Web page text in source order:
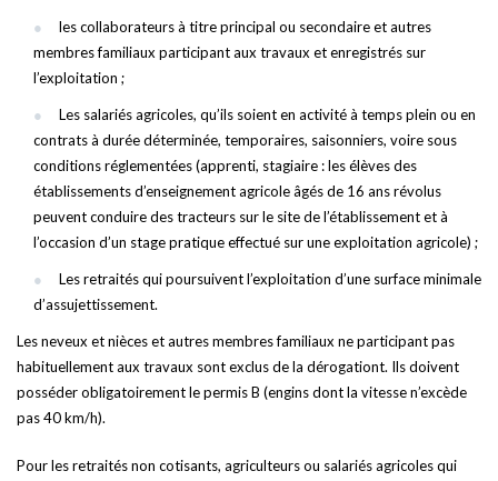
les collaborateurs à titre principal ou secondaire et autres
membres familiaux participant aux travaux et enregistrés sur
l’exploitation ;
Les salariés agricoles, qu’ils soient en activité à temps plein ou en
contrats à durée déterminée, temporaires, saisonniers, voire sous
conditions réglementées (apprenti, stagiaire : les élèves des
établissements d’enseignement agricole âgés de 16 ans révolus
peuvent conduire des tracteurs sur le site de l’établissement et à
l’occasion d’un stage pratique effectué sur une exploitation agricole) ;
Les retraités qui poursuivent l’exploitation d’une surface minimale
d’assujettissement.
Les neveux et nièces et autres membres familiaux ne participant pas
habituellement aux travaux sont exclus de la dérogationt. Ils doivent
posséder obligatoirement le permis B (engins dont la vitesse n’excède
pas 40 km/h).
Pour les retraités non cotisants, agriculteurs ou salariés agricoles qui